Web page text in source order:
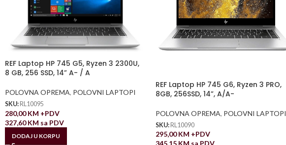
REF Laptop HP 745 G5, Ryzen 3 2300U,
8 GB, 256 SSD, 14” A- / A
POLOVNA OPREMA, POLOVNI LAPTOPI
SKU: RL10095
280,00KM +PDV
327,60KM sa PDV
DODAJ U KORPU
REF Laptop HP 745 G6, Ryzen 3 PRO,
8GB, 256SSD, 14”, A/A-
POLOVNA OPREMA, POLOVNI LAPTOPI
SKU: RL10090
295,00KM +PDV